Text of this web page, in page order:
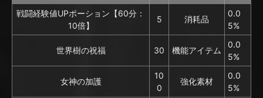
戦闘経験値UPポーション【60分：
10倍】
5 消耗品
0.0
5%
世界樹の祝福 30 機能アイテム
0.0
5%
女神の加護
10
0
強化素材
0.0
5%